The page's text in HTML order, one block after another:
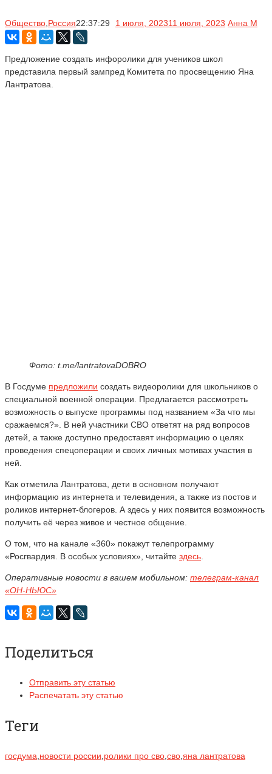
Общество Россия22:37:29 1 июля, 202311 июля, 2023 Анна М
Предложение создать инфоролики для учеников школ
представила первый зампред Комитета по просвещению Яна
Лантратова.
Фото: t.me/lantratovaDOBRO
В Госдуме предложили создать видеоролики для школьников о
специальной военной операции. Предлагается рассмотреть
возможность о выпуске программы под названием «За что мы
сражаемся?». В ней участники СВО ответят на ряд вопросов
детей, а также доступно предоставят информацию о целях
проведения спецоперации и своих личных мотивах участия в
ней.
Как отметила Лантратова, дети в основном получают
информацию из интернета и телевидения, а также из постов и
роликов интернет-блогеров. А здесь у них появится возможность
получить её через живое и честное общение.
О том, что на канале «360» покажут телепрограмму
«Росгвардия. В особых условиях», читайте здесь
Оперативные новости в вашем мобильном: телеграм-канал
«ОН-НЬЮС»
Поделиться
Отправить эту статью
Распечатать эту статью
Теги
госдума новости россии ролики про сво сво яна лантратова